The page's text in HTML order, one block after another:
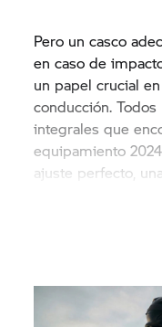
Pero un casco
en caso de
un papel crucial
conducción.
integrales que
equipamiento
ajuste perfecto,